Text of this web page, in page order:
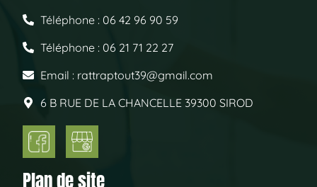
Téléphone : 06 42 96 90 59
Téléphone : 06 21 71 22 27
Email : rattraptout39@gmail.com
6 B RUE DE LA CHANCELLE 39300 SIROD
Plan de site